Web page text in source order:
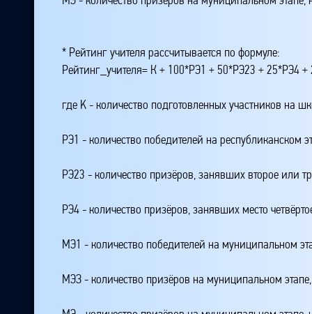
* Рейтинг учителя рассчитывается по формуле:
Рейтинг_учителя= К + 100*РЭ1 + 50*РЭ23 +
где K - количество подготовленных участников на
РЭ1 - количество победителей на республиканском
РЭ23 - количество призёров, занявших второе или
РЭ4 - количество призёров, занявших место
МЭ1 - количество победителей на муниципальном
МЭЗ - количество призёров на муниципальном